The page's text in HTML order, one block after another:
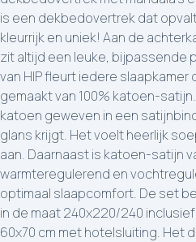
is een dekbedovertrek dat
kleurrijk en uniek! Aan de
zit altijd een leuke, bijpassende
van HIP fleurt iedere
gemaakt van 100% katoen-
katoen geweven in een
glans krijgt. Het voelt heerlijk
aan. Daarnaast is katoen-satijn
warmteregulerend en
optimaal slaapcomfort. De set
in de maat 240x220/240
60x70 cm met hotelsluiting. Het